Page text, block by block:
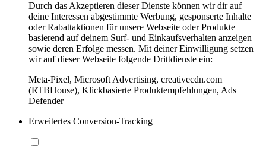
Durch das Akzeptieren dieser Dienste können wir dir auf
deine Interessen abgestimmte Werbung, gesponserte Inhalte
oder Rabattaktionen für unsere Webseite oder Produkte
basierend auf deinem Surf- und Einkaufsverhalten anzeigen
sowie deren Erfolge messen. Mit deiner Einwilligung setzen
wir auf dieser Webseite folgende Drittdienste ein:
Meta-Pixel, Microsoft Advertising, creativecdn.com
(RTBHouse), Klickbasierte Produktempfehlungen, Ads
Defender
Erweitertes Conversion-Tracking